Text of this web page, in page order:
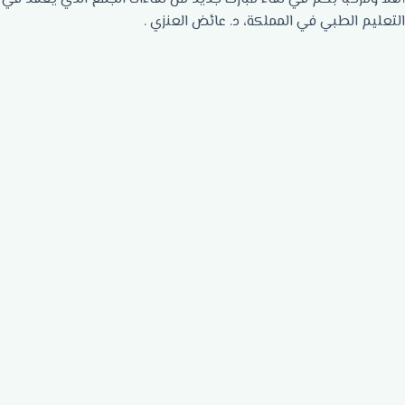
التعليم الطبي في المملكة، د. عائض العنزي .